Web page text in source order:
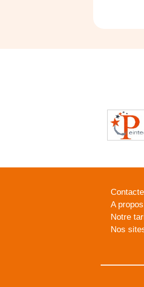
A propos
Notre
Nos